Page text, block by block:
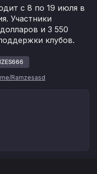
с 8 по 19 июля в
Участники
и 3 550
клубов.
Ramzesasd